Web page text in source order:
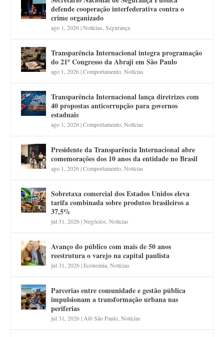
defende cooperação interfederativa contra o
crime organizado
ago 1, 2026|Notícias ,Segurança
Transparência Internacional integra programação
do 21º Congresso da Abraji em São Paulo
ago 1, 2026|Comportamento ,Notícias
Transparência Internacional lança diretrizes com
40 propostas anticorrupção para governos
estaduais
ago 1, 2026|Comportamento ,Notícias
Presidente da Transparência Internacional abre
comemorações dos 10 anos da entidade no Brasil
ago 1, 2026|Comportamento ,Notícias
Sobretaxa comercial dos Estados Unidos eleva
tarifa combinada sobre produtos brasileiros a
37,5%
jul 31, 2026|Negócios ,Notícias
Avanço do público com mais de 50 anos
reestrutura o varejo na capital paulista
jul 31, 2026|Economia ,Notícias
Parcerias entre comunidade e gestão pública
impulsionam a transformação urbana nas
periferias
jul 31, 2026| Alô São Paulo ,Notícias